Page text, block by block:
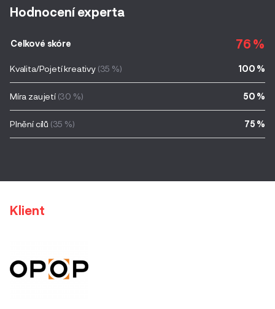
Hodnocení experta
Celkové skóre 76 %
Kvalita/Pojetí kreativy (35 %) 100 %
Míra zaujetí (30 %) 50 %
Plnění cílů (35 %) 75 %
Klient